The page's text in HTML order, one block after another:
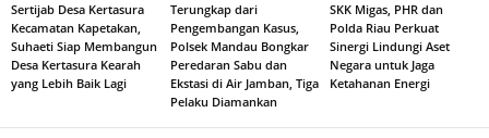
Sertijab Desa Kertasura
Kecamatan Kapetakan,
Suhaeti Siap Membangun
Desa Kertasura Kearah
yang Lebih Baik Lagi
Terungkap dari
Pengembangan Kasus,
Polsek Mandau Bongkar
Peredaran Sabu dan
Ekstasi di Air Jamban, Tiga
Pelaku Diamankan
SKK Migas, PHR dan
Polda Riau Perkuat
Sinergi Lindungi Aset
Negara untuk Jaga
Ketahanan Energi